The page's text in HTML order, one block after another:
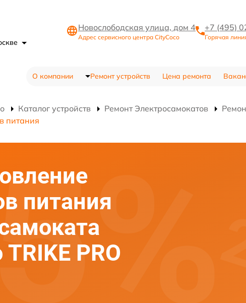
Новослободская улица, дом 4
Адрес сервисного центра CityCoco
+7 (495)
Горячая
О компании Ремонт устройств Цена ремонта
Каталог устройств Ремонт Электросамокатов
питания
питания
PRO